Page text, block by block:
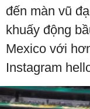
đến màn vũ
khuấy động
Mexico với
Instagram